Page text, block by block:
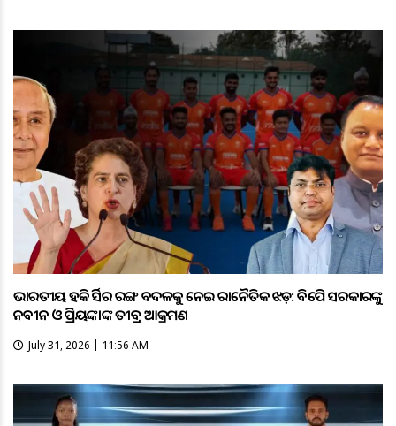
ଭାରତୀୟ ହକି ଜର୍ସିର ରଙ୍ଗ ବଦଳକୁ ନେଇ ରାଜନୈତିକ ଝଡ଼: ବିଜେପି ସରକାରଙ୍କୁ
ନବୀନ ଓ ପ୍ରିୟଙ୍କାଙ୍କ ତୀବ୍ର ଆକ୍ରମଣ
July 31, 2026 | 11:56 AM